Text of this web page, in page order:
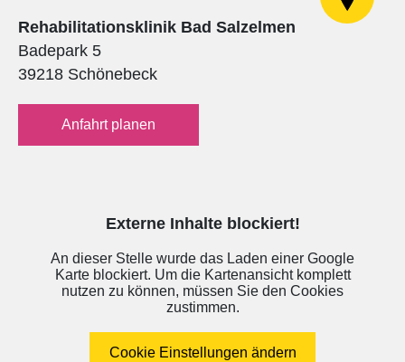
Rehabilitationsklinik Bad Salzelmen
Badepark 5
39218 Schönebeck
Anfahrt planen
Externe Inhalte blockiert!
An dieser Stelle wurde das Laden einer Google
Karte blockiert. Um die Kartenansicht komplett
nutzen zu können, müssen Sie den Cookies
zustimmen.
Cookie Einstellungen ändern